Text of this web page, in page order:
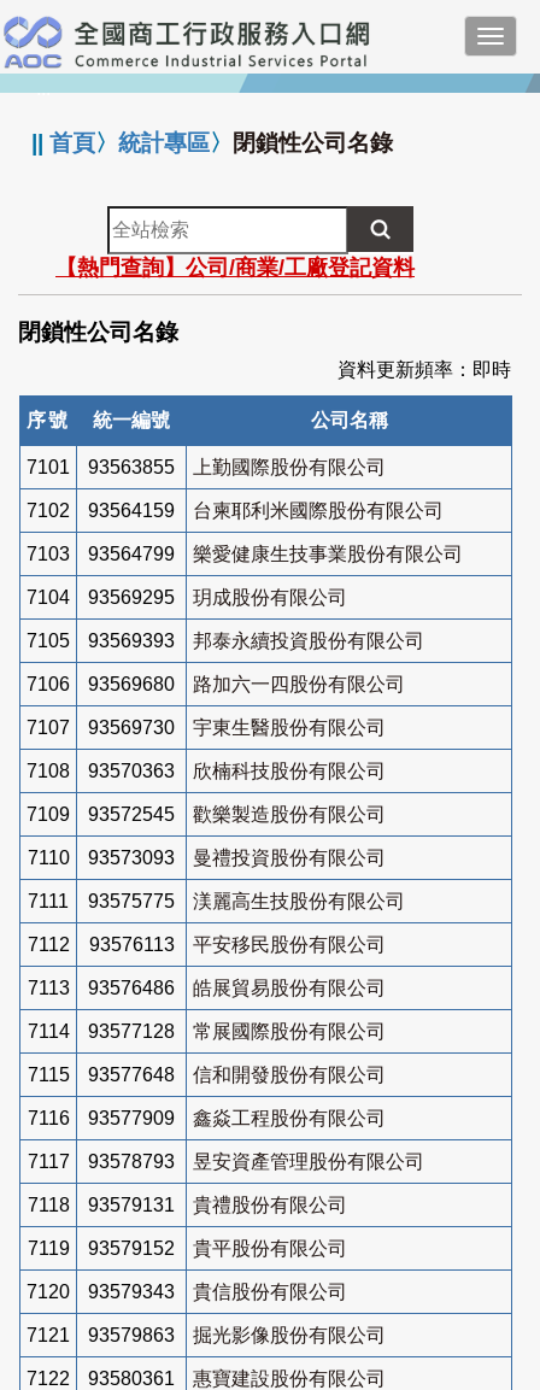
跳
到
主
要
:::
||首頁〉統計專區〉 閉鎖性公司名錄
全
站
檢
索
【熱門查詢】公司/商業/工廠登記資料
閉鎖性公司名錄
資料更新頻率：即時
序號 統一編號 公司名稱
7101 93563855 上勤國際股份有限公司
7102 93564159 台柬耶利米國際股份有限公司
7103 93564799 樂愛健康生技事業股份有限公司
7104 93569295 玥成股份有限公司
7105 93569393 邦泰永續投資股份有限公司
7106 93569680 路加六一四股份有限公司
7107 93569730 宇東生醫股份有限公司
7108 93570363 欣楠科技股份有限公司
7109 93572545 歡樂製造股份有限公司
7110 93573093 曼禮投資股份有限公司
7111 93575775 渼麗高生技股份有限公司
7112 93576113 平安移民股份有限公司
7113 93576486 皓展貿易股份有限公司
7114 93577128 常展國際股份有限公司
7115 93577648 信和開發股份有限公司
7116 93577909 鑫焱工程股份有限公司
7117 93578793 昱安資產管理股份有限公司
7118 93579131 貴禮股份有限公司
7119 93579152 貴平股份有限公司
7120 93579343 貴信股份有限公司
7121 93579863 掘光影像股份有限公司
7122 93580361 惠寶建設股份有限公司